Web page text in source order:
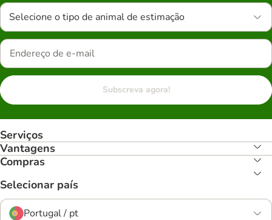
Selecione o tipo de animal de estimação
Subscreva agora!
Serviços
Vantagens
Compras
Selecionar país
Portugal / pt